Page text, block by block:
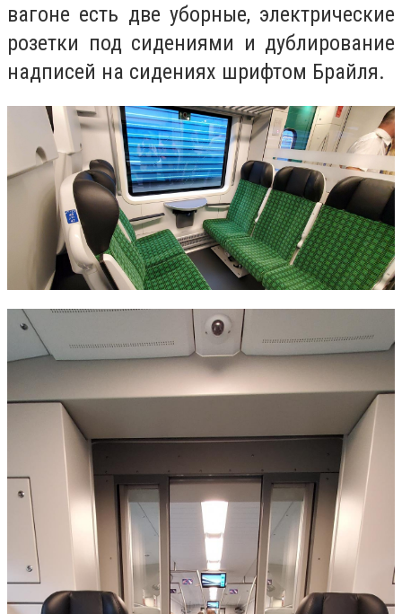
вагоне есть две уборные, электрические
розетки под сидениями и дублирование
надписей на сидениях шрифтом Брайля.